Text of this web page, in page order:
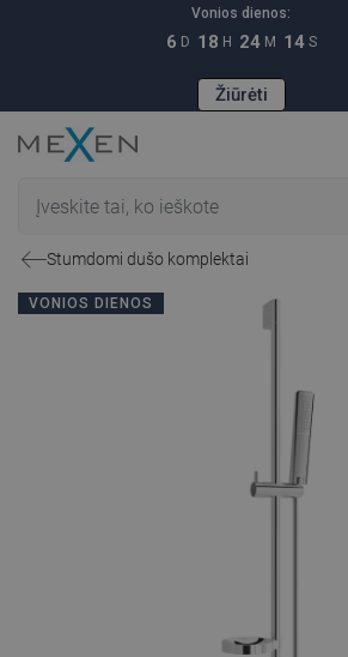
Vonios dienos:
6 D 18 H 24 M 12 S
Žiūrėti
Stumdomi dušo komplektai
VONIOS DIENOS